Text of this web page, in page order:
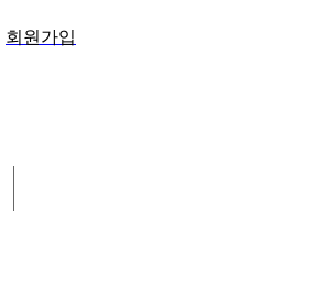
회원가입